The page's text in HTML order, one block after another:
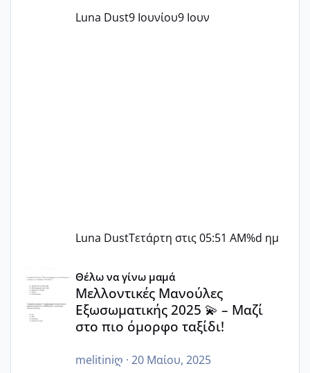
Luna Dust9 Ιουνίου9 Ιουν
Luna DustΤετάρτη στις 05:51 AM%d ημ
Μελλοντικές Μανούλες Εξωσωματικής 2025 💫 – Μαζί
Θέλω να γίνω μαμά
Μελλοντικές Μανούλες
Εξωσωματικής 2025 💫 – Μαζί
στο πιο όμορφο ταξίδι!
melitiniღ · 20 Μαίου, 2025